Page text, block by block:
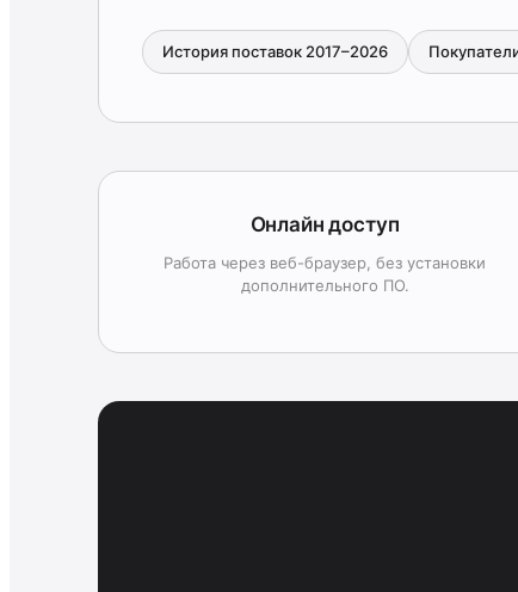
История поставок 2017–2026
Онлайн доступ
Работа через веб-браузер, без установки
дополнительного ПО.